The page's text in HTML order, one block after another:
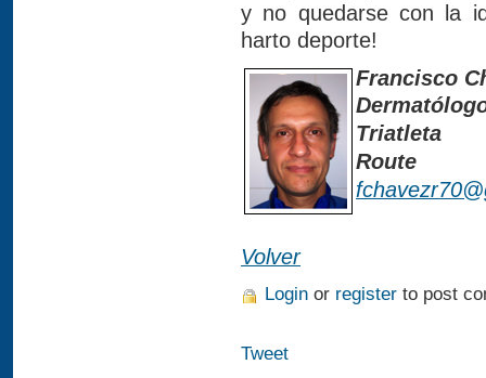
y no quedarse con la
harto deporte!
Francisco
Triatleta
Route
Volver
Login or register to post
Tweet